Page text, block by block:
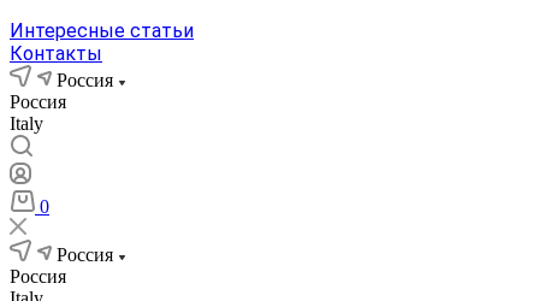
Интересные статьи
Контакты
Россия
Россия
Italy
0
Россия
Россия